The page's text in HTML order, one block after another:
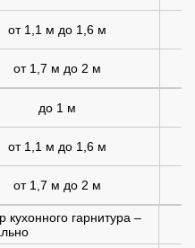
от 1,1 м до 1,6 м
от 1,7 м до 2 м
до 1 м
от 1,1 м до 1,6 м
от 1,7 м до 2 м
гарнитура –